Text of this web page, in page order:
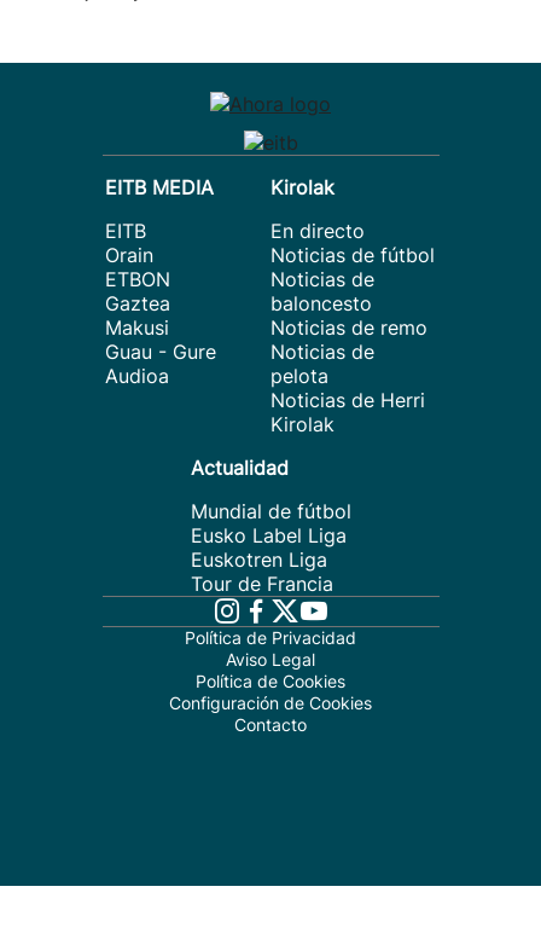
EITB MEDIA
EITB
Orain
ETBON
Gaztea
Makusi
Guau - Gure
Audioa
Kirolak
En directo
Noticias de fútbol
Noticias de
baloncesto
Noticias de remo
Noticias de
pelota
Noticias de Herri
Kirolak
Actualidad
Mundial de fútbol
Eusko Label Liga
Euskotren Liga
Tour de Francia
Política de Privacidad
Aviso Legal
Política de Cookies
Configuración de Cookies
Contacto